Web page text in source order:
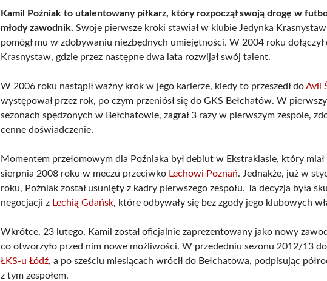
Kamil Poźniak to utalentowany piłkarz, który rozpoczął swoją drogę w
młody zawodnik. Swoje pierwsze kroki stawiał w klubie Jedynka
pomógł mu w zdobywaniu niezbędnych umiejętności. W 2004 roku dołączył
Krasnystaw, gdzie przez następne dwa lata rozwijał swój talent.
W 2006 roku nastąpił ważny krok w jego karierze, kiedy to przeszedł doAvii
występował przez rok, po czym przeniósł się do GKS Bełchatów. W
sezonach spędzonych w Bełchatowie, zagrał 3 razy w pierwszym zespole,
cenne doświadczenie.
Momentem przełomowym dla Poźniaka był debiut w Ekstraklasie, który miał
sierpnia 2008 roku w meczu przeciwko Lechowi Poznań. Jednakże, już w
roku, Poźniak został usunięty z kadry pierwszego zespołu. Ta decyzja była
negocjacji z Lechią Gdańsk, które odbywały się bez zgody jego klubowych
Wkrótce, 23 lutego, Kamil został oficjalnie zaprezentowany jako nowy
co otworzyło przed nim nowe możliwości. W przededniu sezonu 2012/13
ŁKS-u Łódź, a po sześciu miesiącach wrócił do Bełchatowa, podpisując
z tym zespołem.